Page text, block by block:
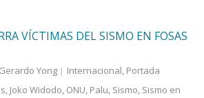
VÍCTIMAS DEL SISMO EN FOSAS
Gerardo Yong Internacional, Portada
, Joko Widodo, ONU, Palu, Sismo, Sismo en